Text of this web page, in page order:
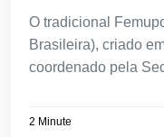
O tradicional
Brasileira), criado
coordenado pela
2 Minute